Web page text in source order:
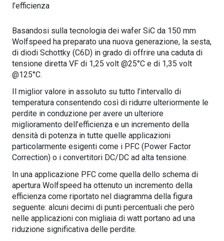
l’efficienza
Basandosi sulla tecnologia dei wafer SiC da 150 mm
Wolfspeed ha preparato una nuova generazione, la sesta,
di diodi Schottky (C6D) in grado di offrire una caduta di
tensione diretta VF di 1,25 volt @25°C e di 1,35 volt
@125°C.
Il miglior valore in assoluto su tutto l’intervallo di
temperatura consentendo così di ridurre ulteriormente le
perdite in conduzione per avere un ulteriore
miglioramento dell’efficienza e un incremento della
densità di potenza in tutte quelle applicazioni
particolarmente esigenti come i PFC (Power Factor
Correction) o i convertitori DC/DC ad alta tensione.
In una applicazione PFC come quella dello schema di
apertura Wolfspeed ha ottenuto un incremento della
efficienza come riportato nel diagramma della figura
seguente: alcuni decimi di punti percentuali che però
nelle applicazioni con migliaia di watt portano ad una
riduzione significativa delle perdite.